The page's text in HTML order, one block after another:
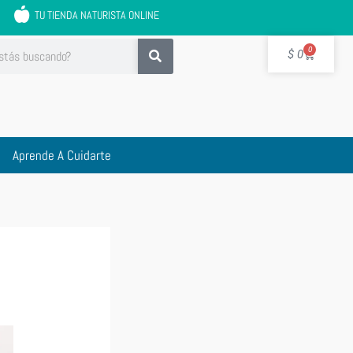
TU TIENDA NATURISTA ONLINE
$ 0 0
Cart
Aprende A Cuidarte